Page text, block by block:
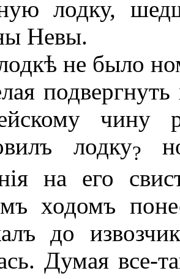
лодку,
Невы.
не было
подвергнуть
чину
лодку?
на его
ходомъ
до
Думая все-